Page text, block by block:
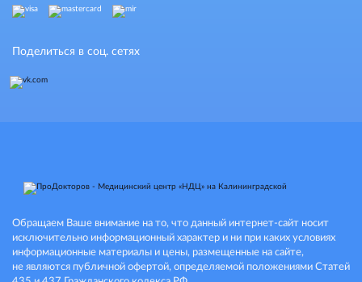
Поделиться в соц. сетях
Обращаем Ваше внимание на то, что данный интернет-сайт носит
исключительно информационный характер и ни при каких условиях
информационные материалы и цены, размещенные на сайте,
не являются публичной офертой, определяемой положениями Статей